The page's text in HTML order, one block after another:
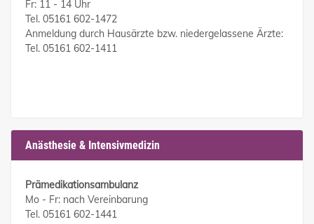
Fr: 11 - 14 Uhr
Tel. 05161 602-1472
Anmeldung durch Hausärzte bzw. niedergelassene Ärzte:
Tel. 05161 602-1411
Anästhesie & Intensivmedizin
Prämedikationsambulanz
Mo - Fr: nach Vereinbarung
Tel. 05161 602-1441